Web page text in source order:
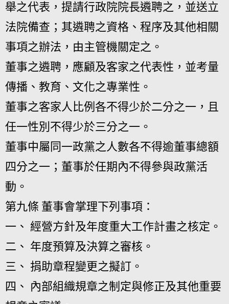
舉之代表，提請行政院院長遴聘之，並送立
法院備查；其遴聘之資格、程序及其他相關
事項之辦法，由主管機關定之。
董事之遴聘，應顧及客家之代表性，並考量
傳播、教育、文化之專業性。
董事之客家人比例各不得少於二分之一，且
任一性別不得少於三分之一。
董事中屬同一政黨之人數各不得逾董事總額
四分之一；董事於任期內不得參與政黨活
動。
第九條 董事會掌理下列事項：
一、 經營方針及年度重大工作計畫之核定。
二、 年度預算及決算之審核。
三、 捐助章程變更之擬訂。
四、 內部組織規章之制定與修正及其他重要